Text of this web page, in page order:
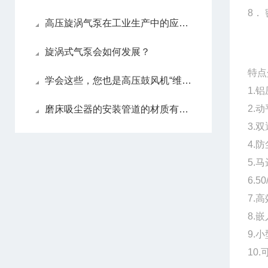
高压旋涡气泵在工业生产中的应用及价值
旋涡式气泵会如何发展？
学会这些，您也是高压鼓风机“维修员”
磨床吸尘器的安装管道的材质有何要求？
8．
特
1.铝
2.动
3.双
4.防
5.马
7.高
8.嵌
9.小
10.